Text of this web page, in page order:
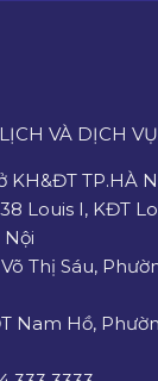
VÀ DỊCH
KH&ĐT TP.HÀ
Louis I, KĐT
Nội
Thị Sáu,
Nam Hồ,